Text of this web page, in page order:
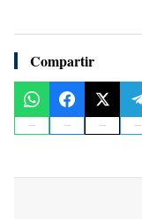
Compartir